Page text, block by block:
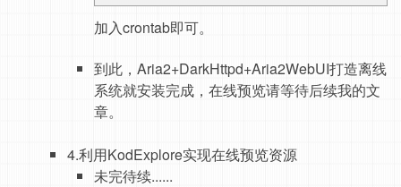
加入crontab即可。
到此，Aria2+DarkHttpd+Aria2WebUI打造离线
系统就安装完成，在线预览请等待后续我的文
章。
4.利用KodExplore实现在线预览资源
未完待续......